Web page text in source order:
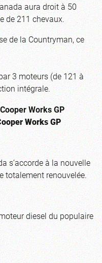
aura droit à 50
de 211 chevaux.
de la Countryman, ce
3 moteurs (de 121 à
intégrale.
Works GP
s’accorde à la nouvelle
totalement renouvelée.
diesel du populaire